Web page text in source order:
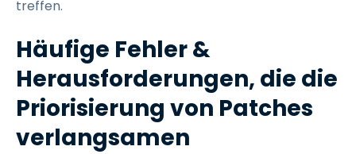
treffen.
Häufige Fehler &
Herausforderungen, die die
Priorisierung von Patches
verlangsamen